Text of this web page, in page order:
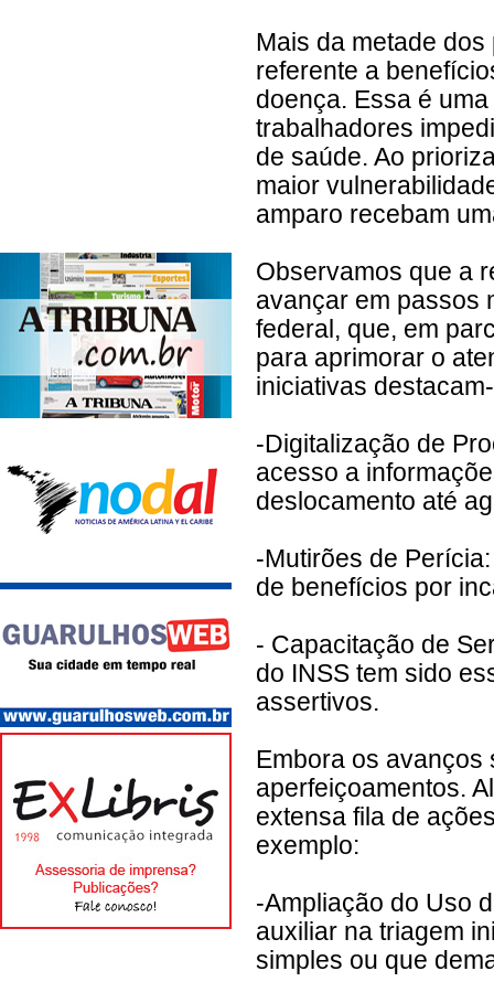
Mais da metade
referente a
doença. Essa é
trabalhadores
de saúde. Ao
maior
amparo recebam
Observamos que a
avançar em passos
federal, que, em
para aprimorar o
iniciativas
-Digitalização de
acesso a
deslocamento até
-Mutirões de
de benefícios por
- Capacitação de
do INSS tem sido
assertivos.
Embora os avanços
aperfeiçoamentos.
extensa fila de
exemplo:
-Ampliação do Uso
auxiliar na triagem
simples ou que